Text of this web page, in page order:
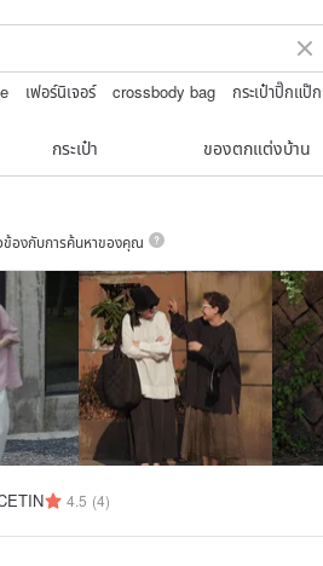
เฟอร์นิเจอร์ crossbody bag
กระเป๋าปิ๊กแ
กระเป๋า ของตกแต่งบ้าน
ข้องกับการค้นหาของคุณ
4.5 (4)